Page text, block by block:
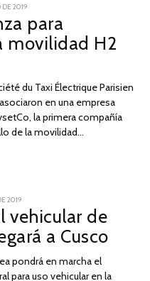
DE 2019
SEPTIEMBRE
2021
para
movilidad H2
du Taxi Électrique Parisien
en una empresa
la primera compañía
de la movilidad…
2019
DE
ABRIL
DE
2019
vehicular de
a Cusco
pondrá en marcha el
para uso vehicular en la